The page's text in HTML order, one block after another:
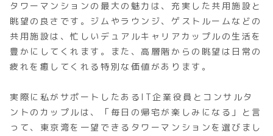
タワーマンションの最大の魅力は、充実した共用施設と
眺望の良さです。ジムやラウンジ、ゲストルームなどの
共用施設は、忙しいデュアルキャリアカップルの生活を
豊かにしてくれます。また、高層階からの眺望は日常の
疲れを癒してくれる特別な価値があります。
実際に私がサポートしたあるIT企業役員とコンサルタ
ントのカップルは、「毎日の帰宅が楽しみになる」と言
って、東京湾を一望できるタワーマンションを選びまし